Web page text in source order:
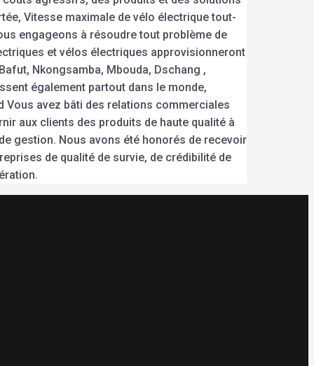
Vitesse maximale de vélo électrique tout-
engageons à résoudre tout problème de
et vélos électriques approvisionneront
Nkongsamba, Mbouda, Dschang ,
également partout dans le monde,
Vous avez bâti des relations commerciales
aux clients des produits de haute qualité à
gestion. Nous avons été honorés de recevoir
de qualité de survie, de crédibilité de